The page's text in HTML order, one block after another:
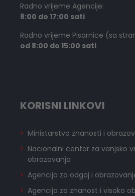
Radno vrijeme Agencije:
8:00 do 17:00 sati
Radno vrijeme Pisarnice (sa
od 8:00 do 15:00 sati
KORISNI LINKOVI
Ministarstvo znanosti i
Nacionalni centar za vanjsko
obrazovanja
Agencija za odgoj i
Agencija za znanost i visoko